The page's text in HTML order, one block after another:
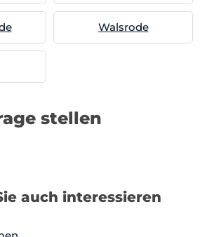
Walsrode
stellen
auch interessieren